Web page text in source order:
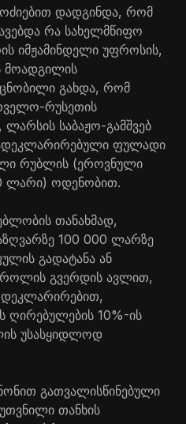
დადგინდა, რომ
რა სახელმწიფო
იმჟამინდელი უფროსის,
ცნობილი გახდა, რომ
რუსეთის
საბაჟო-გამშვებ
ფულადი
რუბლის (ეროვნული
ლარი) ოდენობით.
თანახმად,
100 000 ლარზე
გადატანა ან
გვერდის ავლით,
ღირებულების 10%-ის
უსასყიდლოდ
გათვალისწინებული
თანხის